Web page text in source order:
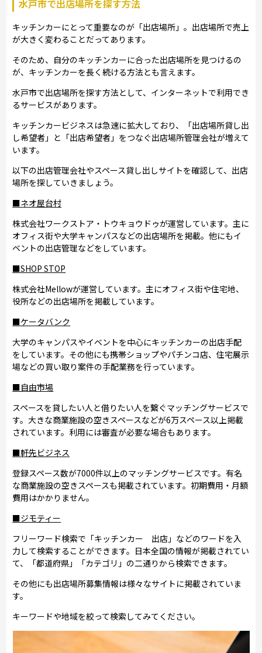
水戸市で出店場所を探す方法
キッチンカーにとって重要なのが「出店場所」。出店場所で売上
が大きく変わることだってあります。
そのため、自分のキッチンカーに合った出店場所を見つけるの
が、キッチンカーを長く続ける方法とも言えます。
水戸市で出店場所を探す方法として、インターネットで利用でき
るサービスがあります。
キッチンカービジネスは急速に拡大しており、「出店場所貸し出
し希望者」と「出店希望者」をつなぐ出店場所管理会社が増えて
います。
以下の出店管理会社やスペース貸し出しサイトを確認して、出店
場所を探していきましょう。
■ネオ屋台村
株式会社ワークストア・トウキョウドゥが運営しています。主に
オフィス街や大学キャンパスなどの出店場所を掲載。他にもイ
ベントの出店管理などをしています。
■SHOP STOP
株式会社Mellowが運営しています。主にオフィス街や住宅地、
役所などの出店場所を掲載しています。
■ケータバンク
大学のキャンパスやイベントを中心にキッチンカーの出店手配
をしています。その他にも携帯ショップやパチンコ店、住宅展示
場などの買い取り案件の手配業務を行っています。
■自由市場
スペースを貸したい人と借りたい人を繋ぐマッチングサービスで
す。大きな商業施設の空きスペースなどが6万スペース以上掲載
されています。利用には審査が必要な場合もあります。
■軒先ビジネス
登録スペース数が7000件以上のマッチングサービスです。有名
な商業施設の空きスペースも掲載されています。初期費用・月額
費用はかかりません。
■ジモティー
フリーワード検索で「キッチンカー 出店」などのワードを入
力して検索することができます。日本全国の情報が掲載されてい
て、「都道府県」「カテゴリ」の二通りから検索できます。
その他にも出店場所募集情報は様々なサイトに掲載されていま
す。
キーワードや地域を絞って検索してみてください。